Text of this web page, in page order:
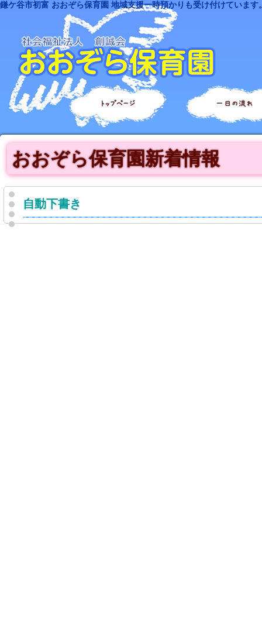
鎌ケ谷市初富 おおぞら保育園 地域支援一時預かりも受け付けています
トップページ 一日の流れ
おおぞら保育園新着情報
自動下書き